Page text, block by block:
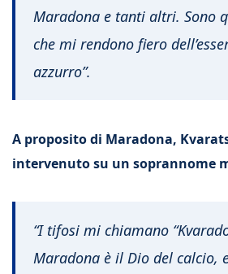
Maradona e tanti altri. Sono
che mi rendono fiero
azzurro”.
A proposito di Maradona,
intervenuto su un soprannome
“I tifosi mi chiamano
Maradona è il Dio del calcio,